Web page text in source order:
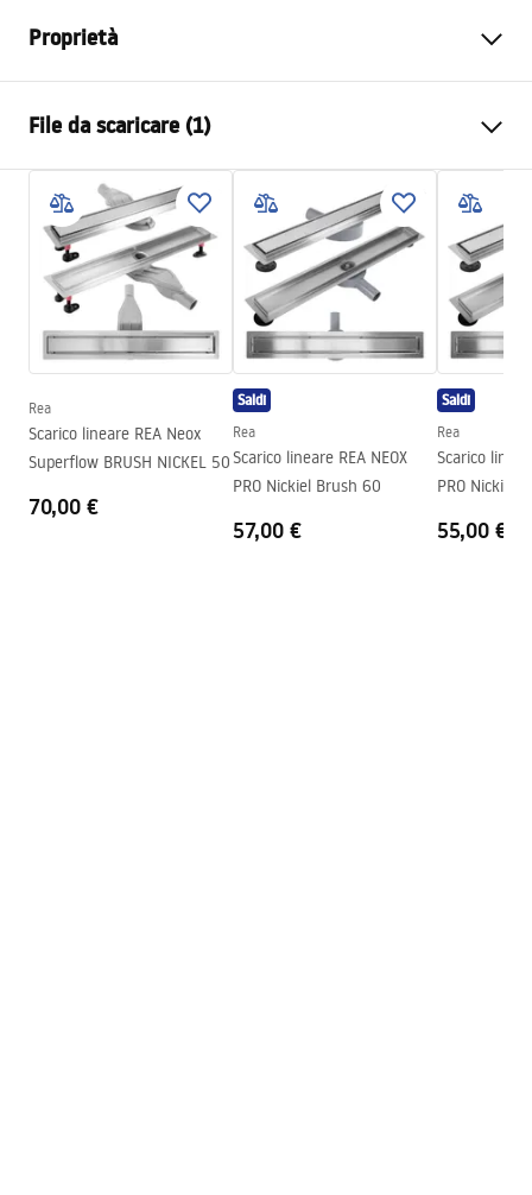
Proprietà
Tipo di sifone
Lunghezza scarico (cm)
50
Materiale dello scarico
acciaio inossidabile AISI 304
Colore
Acciaio spazzolato
Tipo di copertura
unilaterale per attaccare la
piastra
Capacità
0,45 l/s
Garanzia
120 mesi per struttura in
acciaio, 24 mesi per gli altri
elementi
File da scaricare (1)
Istruzioni di montaggio
LINEAR-3.pdf
Rea
Scarico lineare REA Neox
Superflow BRUSH NICKEL 50
70,00 €
Saldi
Rea
Scarico lineare REA NEOX
PRO Nickiel Brush 60
57,00 €
Saldi
Rea
Scarico
PRO Nickiel
55,00 €